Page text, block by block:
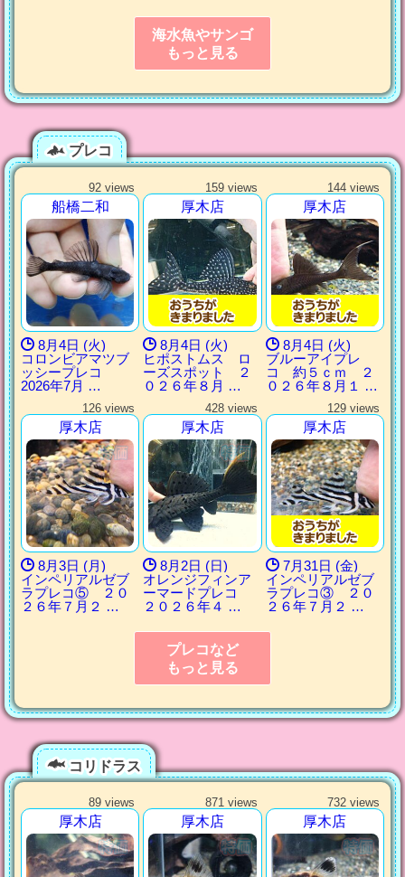
海水魚やサンゴ
もっと見る
プレコ
92 views
船橋二和
8月4日 (火)
コロンビアマツブ
ッシープレコ
2026年7月 …
159 views
厚木店
8月4日 (火)
ヒポストムス ロ
ーズスポット ２
０２６年８月 …
144 views
厚木店
8月4日 (火)
ブルーアイプレ
コ 約５ｃｍ ２
０２６年８月１ …
126 views
厚木店
8月3日 (月)
インペリアルゼブ
ラプレコ⑤ ２０
２６年７月２ …
428 views
厚木店
8月2日 (日)
オレンジフィンア
ーマードプレコ
２０２６年４ …
129 views
厚木店
7月31日 (金)
インペリアルゼブ
ラプレコ③ ２０
２６年７月２ …
プレコなど
もっと見る
コリドラス
89 views
厚木店
871 views
厚木店
732 views
厚木店